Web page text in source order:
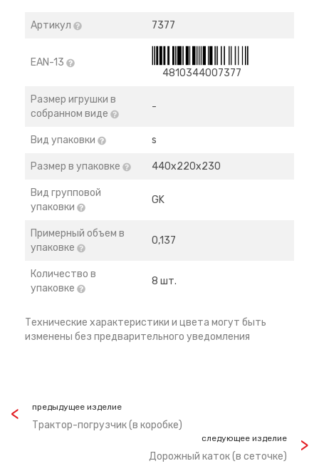
Артикул 7377
EAN-13
4810344007377
Размер игрушки в
собранном виде
-
Вид упаковки s
Размер в упаковке 440х220х230
Вид групповой
упаковки
GK
Примерный объем в
упаковке
0,137
Количество в
упаковке
8 шт.
Технические характеристики и цвета могут быть
изменены без предварительного уведомления
предыдущее изделие
Трактор-погрузчик (в коробке)
следующее изделие
Дорожный каток (в сеточке)